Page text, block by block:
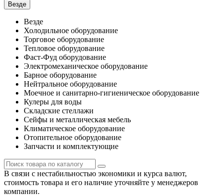
Везде
Везде
Холодильное оборудование
Торговое оборудование
Тепловое оборудование
Фаст-Фуд оборудование
Электромеханическое оборудование
Барное оборудование
Нейтральное оборудование
Моечное и санитарно-гигиеническое оборудование
Кулеры для воды
Складские стеллажи
Сейфы и металлическая мебель
Климатическое оборудование
Отопительное оборудование
Запчасти и комплектующие
В связи с нестабильностью экономики и курса валют,
стоимость товара и его наличие уточняйте у менеджеров
компании.